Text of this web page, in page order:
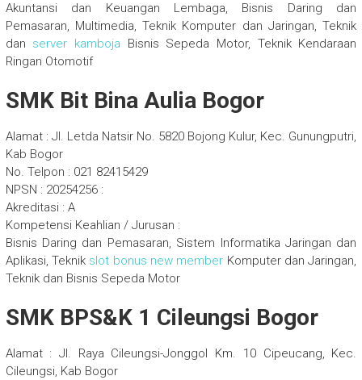
Akuntansi dan Keuangan Lembaga, Bisnis Daring dan
Pemasaran, Multimedia, Teknik Komputer dan Jaringan, Teknik
dan server kamboja Bisnis Sepeda Motor, Teknik Kendaraan
Ringan Otomotif
SMK Bit Bina Aulia Bogor
Alamat : Jl. Letda Natsir No. 5820 Bojong Kulur, Kec. Gunungputri,
Kab Bogor
No. Telpon : 021 82415429
NPSN : 20254256 :
Akreditasi : A
Kompetensi Keahlian / Jurusan :
Bisnis Daring dan Pemasaran, Sistem Informatika Jaringan dan
Aplikasi, Teknik slot bonus new member Komputer dan Jaringan,
Teknik dan Bisnis Sepeda Motor
SMK BPS&K 1 Cileungsi Bogor
Alamat : Jl. Raya Cileungsi-Jonggol Km. 10 Cipeucang, Kec.
Cileungsi, Kab Bogor